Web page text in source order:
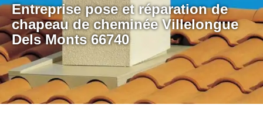
Entreprise pose et réparation de
chapeau de cheminée Villelongue
Dels Monts 66740